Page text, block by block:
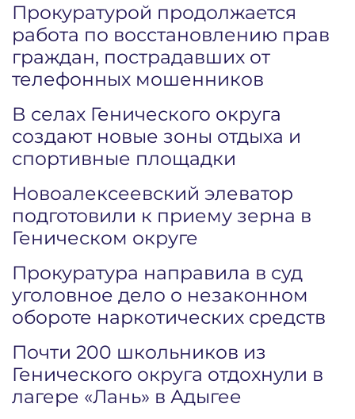
Прокуратурой продолжается
работа по восстановлению прав
граждан, пострадавших от
телефонных мошенников
В селах Генического округа
создают новые зоны отдыха и
спортивные площадки
Новоалексеевский элеватор
подготовили к приему зерна в
Геническом округе
Прокуратура направила в суд
уголовное дело о незаконном
обороте наркотических средств
Почти 200 школьников из
Генического округа отдохнули в
лагере «Лань» в Адыгее